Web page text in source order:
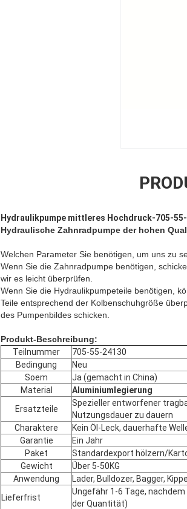
Hydraulikpumpe mittleres Hochdruck-705-
Hydraulische Zahnradpumpe der hohen
Welchen Parameter Sie benötigen, um uns zu
Wenn Sie die Zahnradpumpe benötigen,
wir es leicht überprüfen.
Wenn Sie die Hydraulikpumpeteile benötigen,
Teile entsprechend der Kolbenschuhgröße
des Pumpenbildes schicken.
Produkt-Beschreibung:
Teilnummer
705-55-24130
Bedingung
Neu
Soem
Ja (gemacht in China)
Material
Aluminiumlegierung
Ersatzteile
Spezieller entworfener
Nutzungsdauer zu dauern
Charaktere
Kein Öl-Leck, dauerhafte
Garantie
Ein Jahr
Paket
Standardexport hölzern/
Gewicht
Über 5-50KG
Anwendung
Lader, Bulldozer, Bagger,
Lieferfrist
Ungefähr 1-6 Tage,
der Quantität)